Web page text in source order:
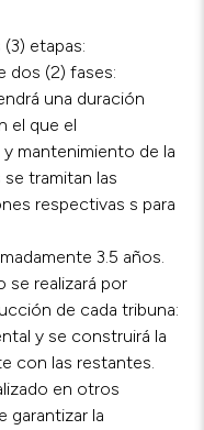
etapas:
dos (2) fases:
una duración
el que el
mantenimiento de la
tramitan las
respectivas s para
3.5 años.
se realizará por
de cada tribuna:
y se construirá la
con las restantes.
en otros
garantizar la